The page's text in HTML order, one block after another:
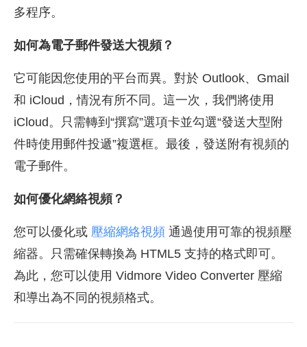
多程序。
如何為電子郵件發送大視頻？
它可能因您使用的平台而異。對於 Outlook、Gmail
和 iCloud，情況有所不同。這一次，我們將使用
iCloud。只需轉到“撰寫”選項卡並勾選“發送大型附
件時使用郵件投遞”複選框。最後，發送附有視頻的
電子郵件。
如何優化網絡視頻？
您可以優化或 壓縮網絡視頻 通過使用可靠的視頻壓
縮器。只需確保轉換為 HTML5 支持的格式即可。
為此，您可以使用 Vidmore Video Converter 壓縮
和導出為不同的視頻格式。